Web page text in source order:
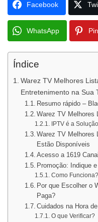
Facebook
WhatsApp
Índice
Warez TV Melhores
Entretenimento na Sua
Resumo rápido –
Warez TV Melhores
IPTV é a
Warez TV Melhores
Estão Disponíveis
Acesso a 1619
Promoção: Indique
Como Funciona?
Por que Escolher o
Paga?
Cuidados na Hora
O que Verificar?